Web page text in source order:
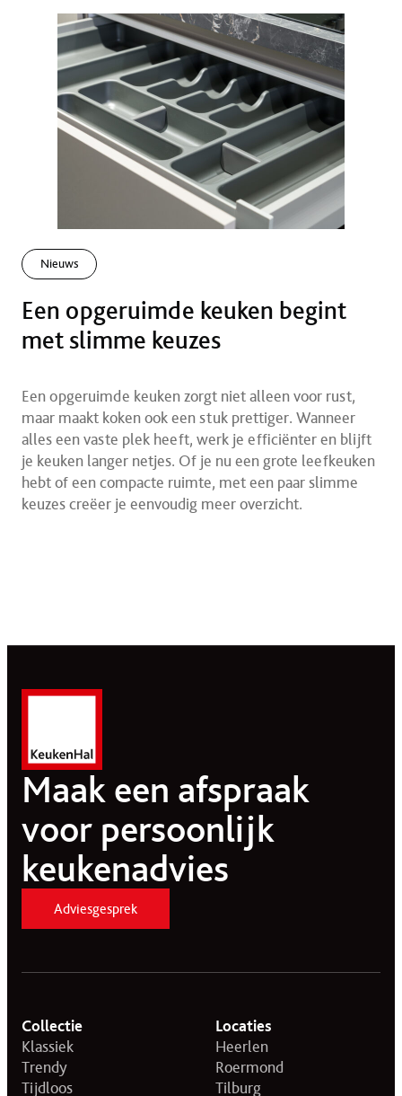
Nieuws
Een opgeruimde keuken begint
met slimme keuzes
Een opgeruimde keuken zorgt niet alleen voor rust,
maar maakt koken ook een stuk prettiger. Wanneer
alles een vaste plek heeft, werk je efficiënter en blijft
je keuken langer netjes. Of je nu een grote leefkeuken
hebt of een compacte ruimte, met een paar slimme
keuzes creëer je eenvoudig meer overzicht.
Maak een afspraak
voor persoonlijk
keukenadvies
Adviesgesprek
Collectie
Klassiek
Trendy
Tijdloos
Locaties
Heerlen
Roermond
Tilburg